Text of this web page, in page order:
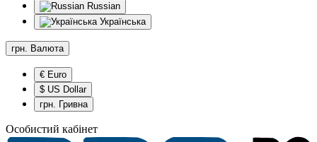
Russian
Українська
грн. Валюта
€ Euro
$ US Dollar
грн. Гривна
Особистий кабінет